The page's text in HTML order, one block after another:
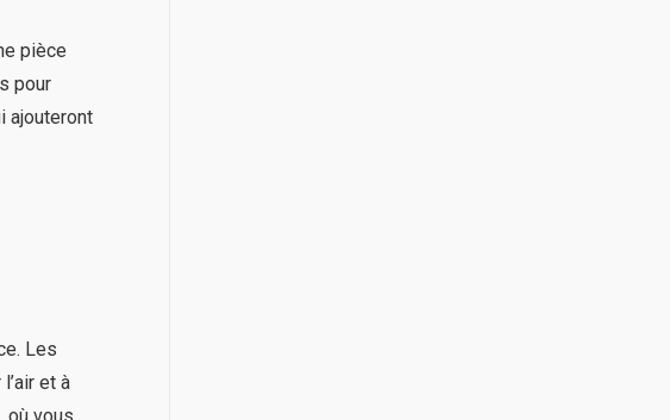
pièce
pour
ajouteront
Les
et à
où vous